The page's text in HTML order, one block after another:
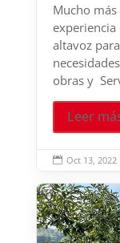
Mucho
altavoz
obras y
Leer
 Oct 13, 2022